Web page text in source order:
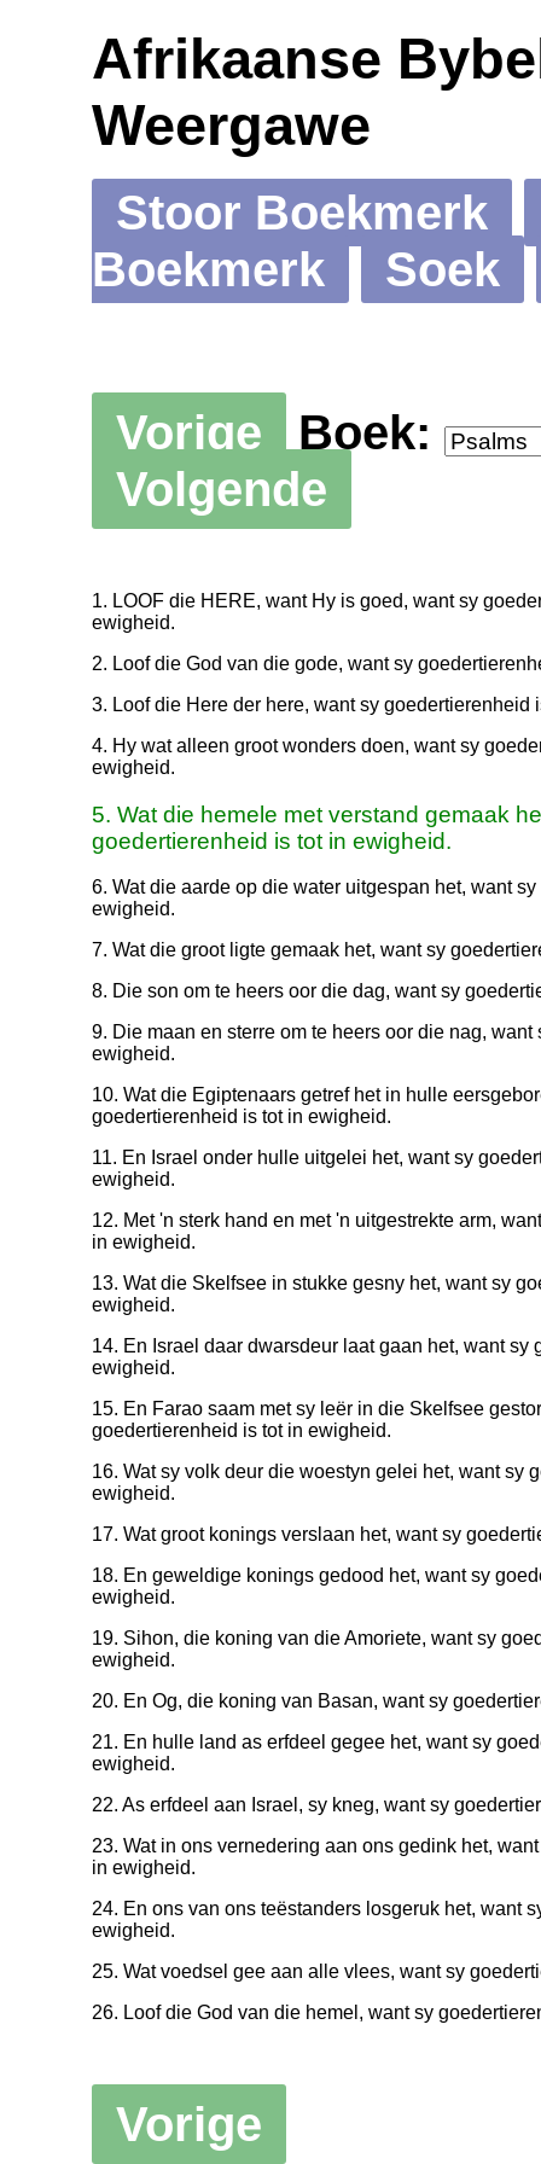
Afrikaanse
Weergawe
Stoor Boekmerk
Boekmerk
Soek
Vorige
Boek:
Volgende
1. LOOF die HERE, want Hy is goed, want sy
ewigheid.
2. Loof die God van die gode, want sy
3. Loof die Here der here, want sy goedertierenheid
4. Hy wat alleen groot wonders doen, want sy
ewigheid.
5. Wat die hemele met verstand gemaak
goedertierenheid is tot in ewigheid.
6. Wat die aarde op die water uitgespan het, want
ewigheid.
7. Wat die groot ligte gemaak het, want sy
8. Die son om te heers oor die dag, want sy
9. Die maan en sterre om te heers oor die nag,
ewigheid.
10. Wat die Egiptenaars getref het in hulle
goedertierenheid is tot in ewigheid.
11. En Israel onder hulle uitgelei het, want sy
ewigheid.
12. Met 'n sterk hand en met 'n uitgestrekte arm,
in ewigheid.
13. Wat die Skelfsee in stukke gesny het, want sy
ewigheid.
14. En Israel daar dwarsdeur laat gaan het, want sy
ewigheid.
15. En Farao saam met sy leër in die Skelfsee
goedertierenheid is tot in ewigheid.
16. Wat sy volk deur die woestyn gelei het, want sy
ewigheid.
17. Wat groot konings verslaan het, want sy
18. En geweldige konings gedood het, want sy
ewigheid.
19. Sihon, die koning van die Amoriete, want sy
ewigheid.
20. En Og, die koning van Basan, want sy
21. En hulle land as erfdeel gegee het, want sy
ewigheid.
22. As erfdeel aan Israel, sy kneg, want sy
23. Wat in ons vernedering aan ons gedink het,
in ewigheid.
24. En ons van ons teëstanders losgeruk het, want
ewigheid.
25. Wat voedsel gee aan alle vlees, want sy
26. Loof die God van die hemel, want sy
Vorige